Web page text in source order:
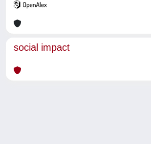
social impact